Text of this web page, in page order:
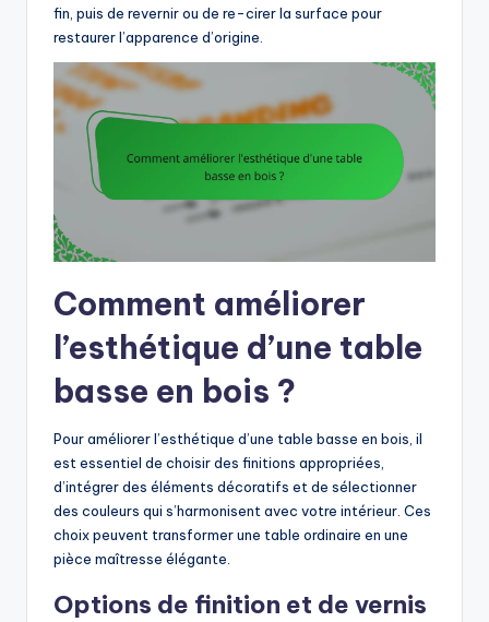
fin, puis de revernir ou de re-cirer la surface pour
restaurer l’apparence d’origine.
Comment améliorer
l’esthétique d’une table
basse en bois ?
Pour améliorer l’esthétique d’une table basse en bois, il
est essentiel de choisir des finitions appropriées,
d’intégrer des éléments décoratifs et de sélectionner
des couleurs qui s’harmonisent avec votre intérieur. Ces
choix peuvent transformer une table ordinaire en une
pièce maîtresse élégante.
Options de finition et de vernis